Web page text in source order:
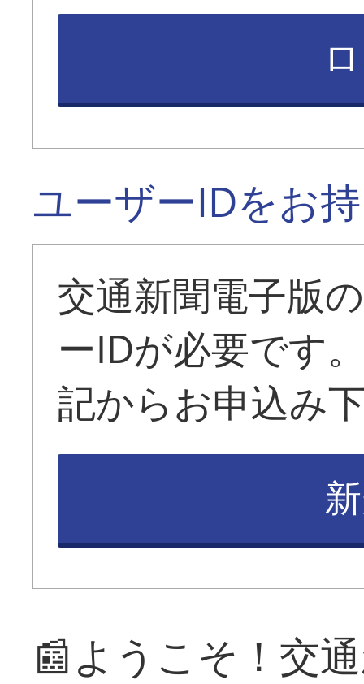
ユーザーIDをお
交通新聞電子版
ーIDが必要です
記からお申込み
📰ようこそ！交